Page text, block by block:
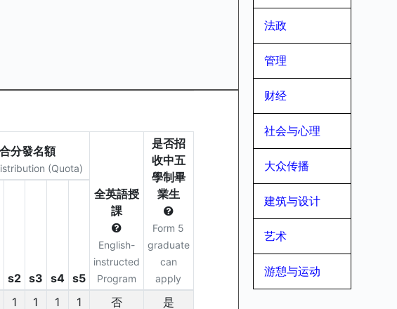
法政
管理
财经
社会与心理
大众传播
建筑与设计
艺术
游憩与运动